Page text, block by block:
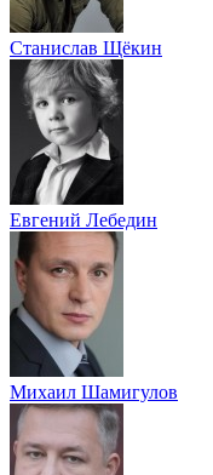
Станислав Щёкин
Евгений Лебедин
Михаил Шамигулов